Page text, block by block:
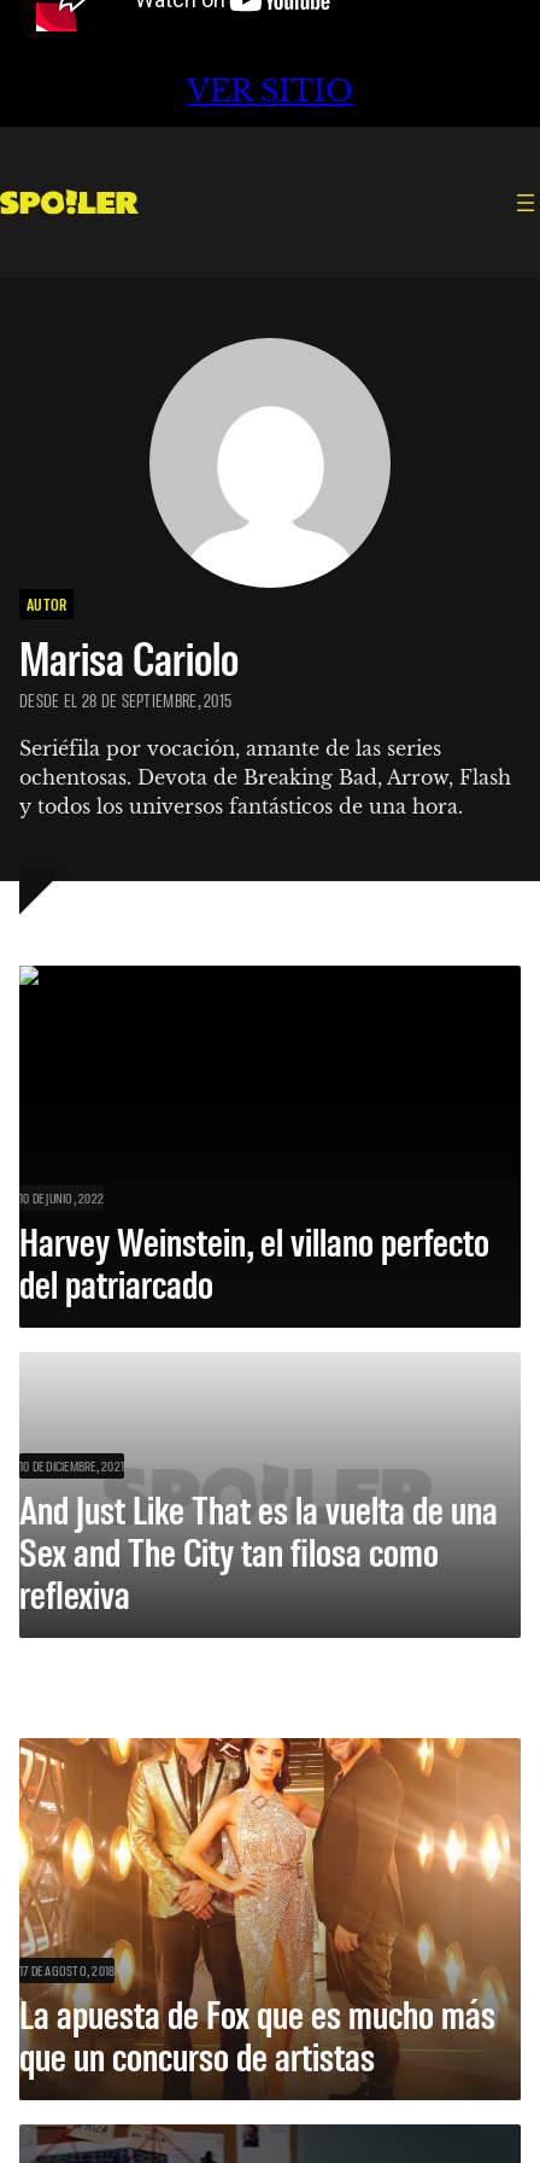
VER SITIO
AUTOR
Marisa Cariolo
DESDE EL 28 DE SEPTIEMBRE, 2015
Seriéfila por vocación, amante de las series
ochentosas. Devota de Breaking Bad, Arrow, Flash
y todos los universos fantásticos de una hora.
10 DE JUNIO, 2022
Harvey Weinstein, el villano perfecto
del patriarcado
10 DE DICIEMBRE, 2021
And Just Like That es la vuelta de una
Sex and The City tan filosa como
reflexiva
17 DE AGOSTO, 2018
La apuesta de Fox que es mucho más
que un concurso de artistas